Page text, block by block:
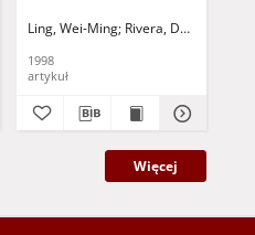
Triggiani, Roberto- ed. Maksimov,
performance
Ling, Wei-Ming Rivera, Daniel E.
1998
artykuł
Więcej